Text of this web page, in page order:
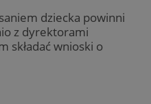
dziecka powinni
z dyrektorami
składać wnioski o